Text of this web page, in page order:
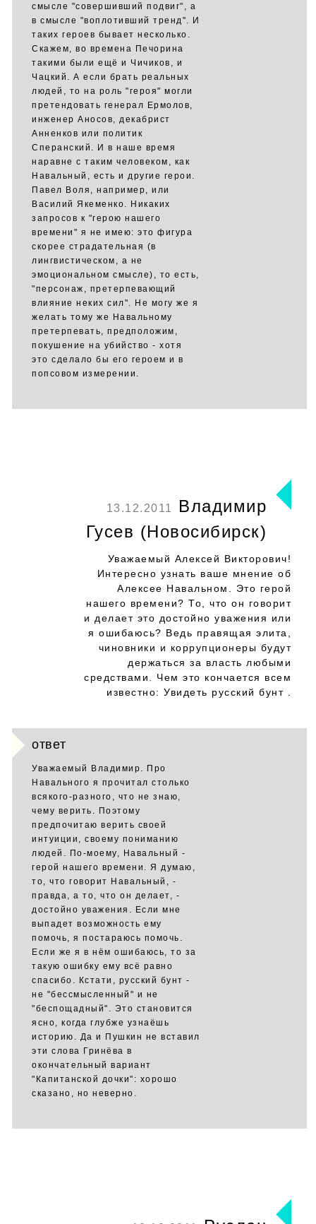
смысле "совершивший подвиг", а
в смысле "воплотивший тренд". И
таких героев бывает несколько.
Скажем, во времена Печорина
такими были ещё и Чичиков, и
Чацкий. А если брать реальных
людей, то на роль "героя" могли
претендовать генерал Ермолов,
инженер Аносов, декабрист
Анненков или политик
Сперанский. И в наше время
наравне с таким человеком, как
Навальный, есть и другие герои.
Павел Воля, например, или
Василий Якеменко. Никаких
запросов к "герою нашего
времени" я не имею: это фигура
скорее страдательная (в
лингвистическом, а не
эмоциональном смысле), то есть,
"персонаж, претерпевающий
влияние неких сил". Не могу же я
желать тому же Навальному
претерпевать, предположим,
покушение на убийство - хотя
это сделало бы его героем и в
попсовом измерении.
13.12.2011
Владимир
Гусев (Новосибирск)
Уважаемый Алексей Викторович!
Интересно узнать ваше мнение об
Алексее Навальном. Это герой
нашего времени? То, что он говорит
и делает это достойно уважения или
я ошибаюсь? Ведь правящая элита,
чиновники и коррупционеры будут
держаться за власть любыми
средствами. Чем это кончается всем
известно: Увидеть русский бунт .
ответ
Уважаемый Владимир. Про
Навального я прочитал столько
всякого-разного, что не знаю,
чему верить. Поэтому
предпочитаю верить своей
интуиции, своему пониманию
людей. По-моему, Навальный -
герой нашего времени. Я думаю,
то, что говорит Навальный, -
правда, а то, что он делает, -
достойно уважения. Если мне
выпадет возможность ему
помочь, я постараюсь помочь.
Если же я в нём ошибаюсь, то за
такую ошибку ему всё равно
спасибо. Кстати, русский бунт -
не "бессмысленный" и не
"беспощадный". Это становится
ясно, когда глубже узнаёшь
историю. Да и Пушкин не вставил
эти слова Гринёва в
окончательный вариант
"Капитанской дочки": хорошо
сказано, но неверно.